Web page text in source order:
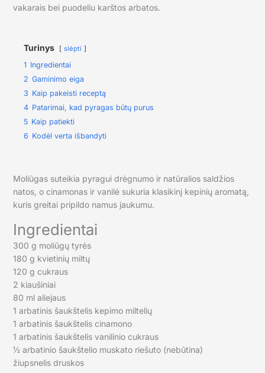
vakarais bei puodeliu karštos arbatos.
Turinys slėpti
1 Ingredientai
2 Gaminimo eiga
3 Kaip pakeisti receptą
4 Patarimai, kad pyragas būtų purus
5 Kaip patiekti
6 Kodėl verta išbandyti
Moliūgas suteikia pyragui drėgnumo ir natūralios saldžios
natos, o cinamonas ir vanilė sukuria klasikinį kepinių aromatą,
kuris greitai pripildo namus jaukumu.
Ingredientai
300 g moliūgų tyrės
180 g kvietinių miltų
120 g cukraus
2 kiaušiniai
80 ml aliejaus
1 arbatinis šaukštelis kepimo miltelių
1 arbatinis šaukštelis cinamono
1 arbatinis šaukštelis vanilinio cukraus
½ arbatinio šaukštelio muskato riešuto (nebūtina)
žiupsnelis druskos